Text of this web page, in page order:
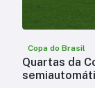
Copa do Brasil
Quartas da